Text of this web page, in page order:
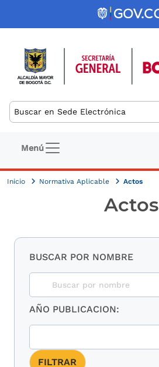
Pasar al contenido principal
Buscar
Navegación principal
Menú
Inicio Normativa Aplicable Actos
Actos
BUSCAR POR NOMBRE
AÑO PUBLICACION: